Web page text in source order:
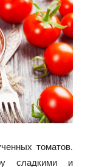
томатов.
сладкими и